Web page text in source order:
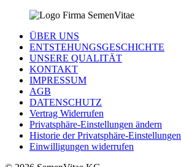
ÜBER UNS
ENTSTEHUNGSGESCHICHTE
UNSERE QUALITÄT
KONTAKT
IMPRESSUM
AGB
DATENSCHUTZ
Vertrag Widerrufen
Privatsphäre-Einstellungen ändern
Historie der Privatsphäre-Einstellungen
Einwilligungen widerrufen